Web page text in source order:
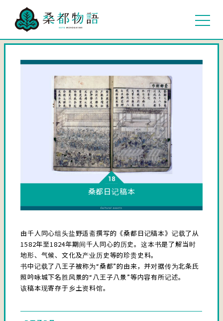
桑都日记稿本
由千人同心组头盐野适斋撰写的《桑都日记稿本》记载了从
1582年至1824年期间千人同心的历史。这本书是了解当时
地形、气候、文化及产业历史等的珍贵史料。
书中记载了八王子被称为“桑都”的由来，并对据传为北条氏
照吟咏城下名胜风景的“八王子八景”等内容有所记述。
该稿本现寄存于乡土资料馆。